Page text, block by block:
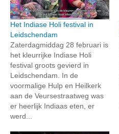
Het Indiase Holi festival in
Leidschendam
Zaterdagmiddag 28 februari is
het kleurrijke Indiase Holi
festival groots gevierd in
Leidschendam. In de
voormalige Hulp en Heilkerk
aan de Veursestraatweg was
er heerlijk Indiaas eten, er
werd...